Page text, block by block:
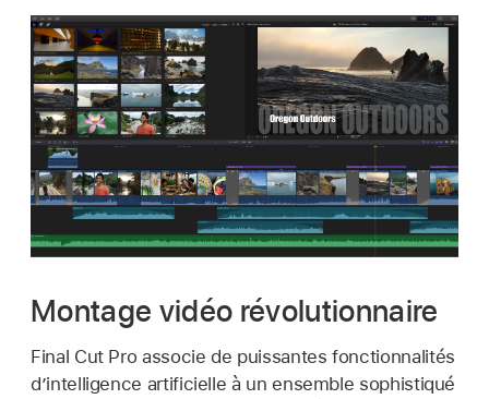
Montage vidéo révolutionnaire
Final Cut Pro associe de puissantes fonctionnalités
d’intelligence artificielle à un ensemble sophistiqué